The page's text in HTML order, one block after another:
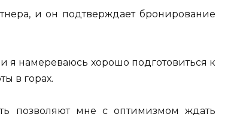
и он подтверждает бронирование
я намереваюсь хорошо подготовиться к
в горах.
позволяют мне с оптимизмом ждать